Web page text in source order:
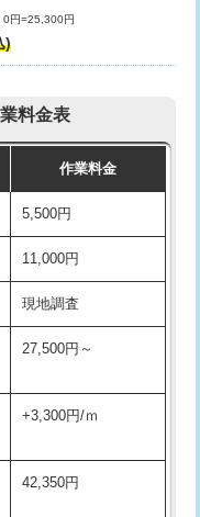
16,500円
現場見積
11,000円+材料費
13,200円
16,500円
16,500円
16,500円
3,300円
5,500円
11,000円
0円=25,300円
)
料金表
作業料金
5,500円
11,000円
現地調査
27,500円～
+3,300円/ｍ
42,350円